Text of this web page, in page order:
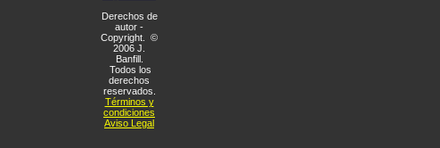
Derechos de
autor -
Copyright. ©
2006 J.
Banfill.
Todos los
derechos
reservados.
Términos y
condiciones
Aviso Legal